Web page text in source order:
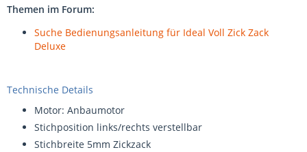
Themen im Forum:
Suche Bedienungsanleitung für Ideal Voll Zick Zack
Deluxe
Technische Details
Motor: Anbaumotor
Stichposition links/rechts verstellbar
Stichbreite 5mm Zickzack